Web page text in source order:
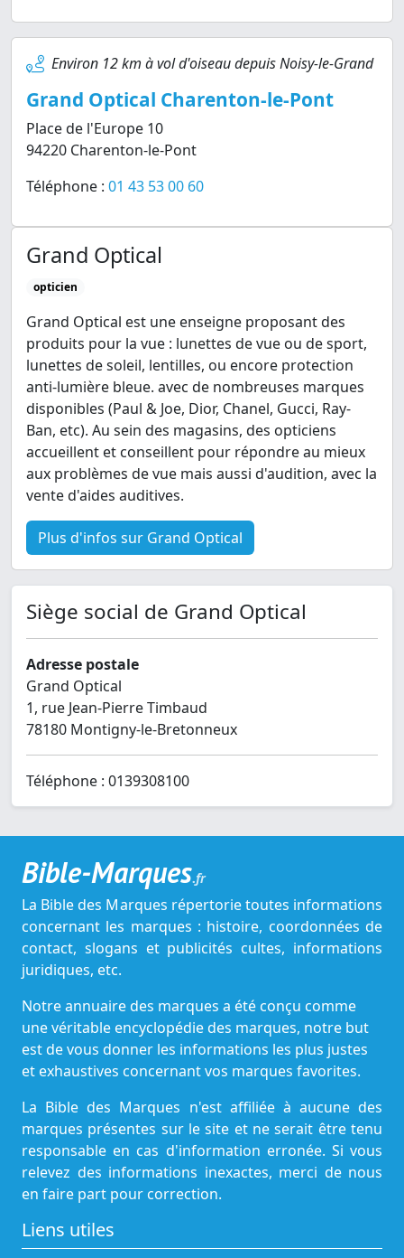
Environ 12 km à vol d'oiseau depuis Noisy-le-Grand
Grand Optical Charenton-le-Pont
Place de l'Europe 10
94220 Charenton-le-Pont
Téléphone : 01 43 53 00 60
Grand Optical
opticien
Grand Optical est une enseigne proposant des
produits pour la vue : lunettes de vue ou de sport,
lunettes de soleil, lentilles, ou encore protection
anti-lumière bleue. avec de nombreuses marques
disponibles (Paul & Joe, Dior, Chanel, Gucci, Ray-
Ban, etc). Au sein des magasins, des opticiens
accueillent et conseillent pour répondre au mieux
aux problèmes de vue mais aussi d'audition, avec la
vente d'aides auditives.
Plus d'infos sur Grand Optical
Siège social de Grand Optical
Adresse postale
Grand Optical
1, rue Jean-Pierre Timbaud
78180 Montigny-le-Bretonneux
Téléphone : 0139308100
Bible-Marques.fr
La Bible des Marques répertorie toutes informations
concernant les marques : histoire, coordonnées de
contact, slogans et publicités cultes, informations
juridiques, etc.
Notre annuaire des marques a été conçu comme
une véritable encyclopédie des marques, notre but
est de vous donner les informations les plus justes
et exhaustives concernant vos marques favorites.
La Bible des Marques n'est affiliée à aucune des
marques présentes sur le site et ne serait être tenu
responsable en cas d'information erronée. Si vous
relevez des informations inexactes, merci de nous
en faire part pour correction.
Liens utiles